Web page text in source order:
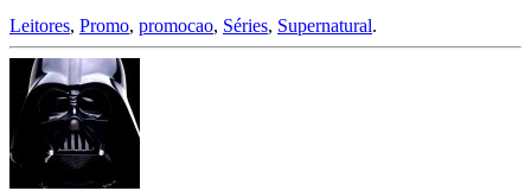
Leitores, Promo, promocao, Séries, Supernatural.